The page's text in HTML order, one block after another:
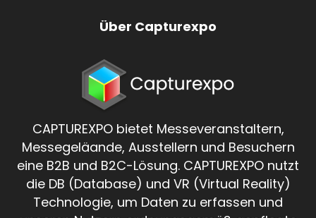
Über Capturexpo
CAPTUREXPO bietet Messeveranstaltern,
Messegeläande, Ausstellern und Besuchern
eine B2B und B2C-Lösung. CAPTUREXPO nutzt
die DB (Database) und VR (Virtual Reality)
Technologie, um Daten zu erfassen und